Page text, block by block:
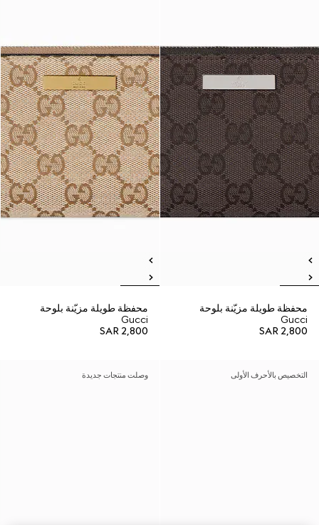
محفظة طويلة مزيّنة بلوحة
Gucci
SAR 2,800
محفظة طويلة مزيّنة بلوحة
Gucci
SAR 2,800
التخصيص بالأحرف الأولى وصلت منتجات جديدة